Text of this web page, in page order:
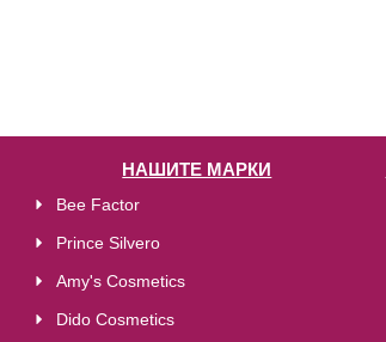
НАШИТЕ МАРКИ
Bee Factor
Prince Silvero
Amy's Cosmetics
Dido Cosmetics